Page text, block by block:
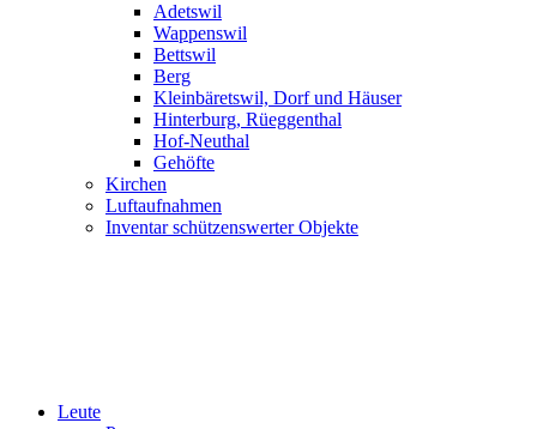
Adetswil
Wappenswil
Bettswil
Berg
Kleinbäretswil, Dorf und Häuser
Hinterburg, Rüeggenthal
Hof-Neuthal
Gehöfte
Kirchen
Luftaufnahmen
Inventar schützenswerter Objekte
Leute